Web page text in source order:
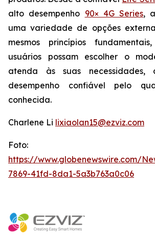
alto desempenho 90× 4G Series,
uma variedade de opções
mesmos princípios
usuários possam escolher o
atenda às suas necessidades,
desempenho confiável pelo
conhecida.
Charlene Li lixiaolan15@ezviz.com
Foto:
https://www.globenewswire.com/
7869-41fd-8da1-5a3b763a0c06